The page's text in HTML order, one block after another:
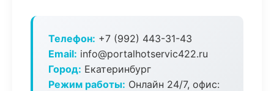
Телефон: +7 (992) 443-31-43
Email: info@portalhotservic422.ru
Город: Екатеринбург
Режим работы: Онлайн 24/7, офис: